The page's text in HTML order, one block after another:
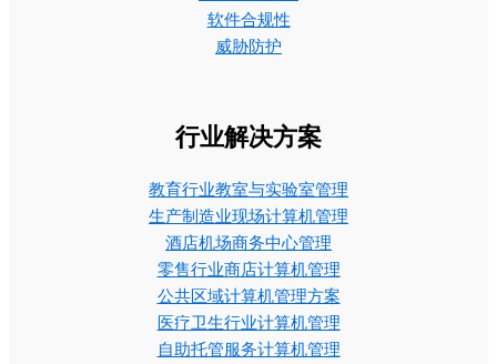
软件合规性
威胁防护
行业解决方案
教育行业教室与实验室管理
生产制造业现场计算机管理
酒店机场商务中心管理
零售行业商店计算机管理
公共区域计算机管理方案
医疗卫生行业计算机管理
自助托管服务计算机管理